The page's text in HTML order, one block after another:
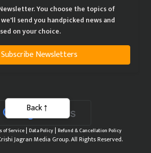
You choose the topics of
send you handpicked news and
on your choice.
Subscribe Newsletters
of Service| Data Policy| Refund & Cancellation Policy
Jagran Media Group. All Rights Reserved.
Back